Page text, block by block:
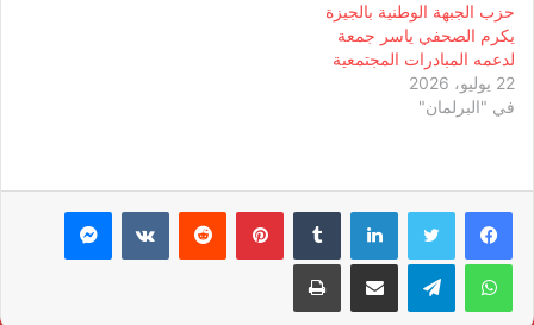
حزب الجبهة الوطنية بالجيزة
يكرم الصحفي ياسر جمعة
لدعمه المبادرات المجتمعية
22 يوليو، 2026
في "البرلمان"
لينكدإن بينتيريست ماسنجر
واتساب تيلقرام مشاركة عبر البريد طباعة